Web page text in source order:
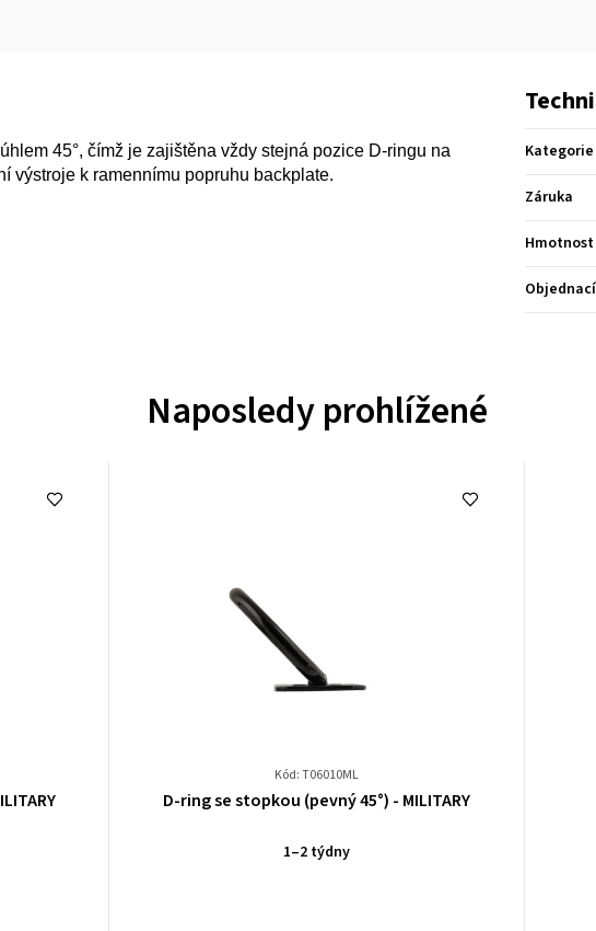
45°, čímž je zajištěna vždy stejná pozice D-ringu na
výstroje k ramennímu popruhu backplate.
Kategorie
Záruka
Hmotnost
Naposledy prohlížené
Kód: T06010ML
Průměrné
produktu
D-ring se stopkou (pevný 45°) - MILITARY
1–2 týdny